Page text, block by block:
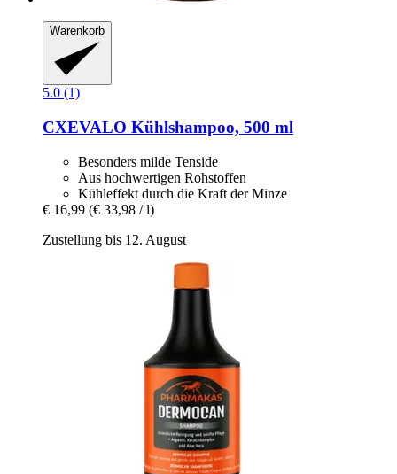
Warenkorb
5.0 (1)
CXEVALO Kühlshampoo, 500 ml
Besonders milde Tenside
Aus hochwertigen Rohstoffen
Kühleffekt durch die Kraft der Minze
€ 16,99 (€ 33,98 / l)
Zustellung bis 12. August